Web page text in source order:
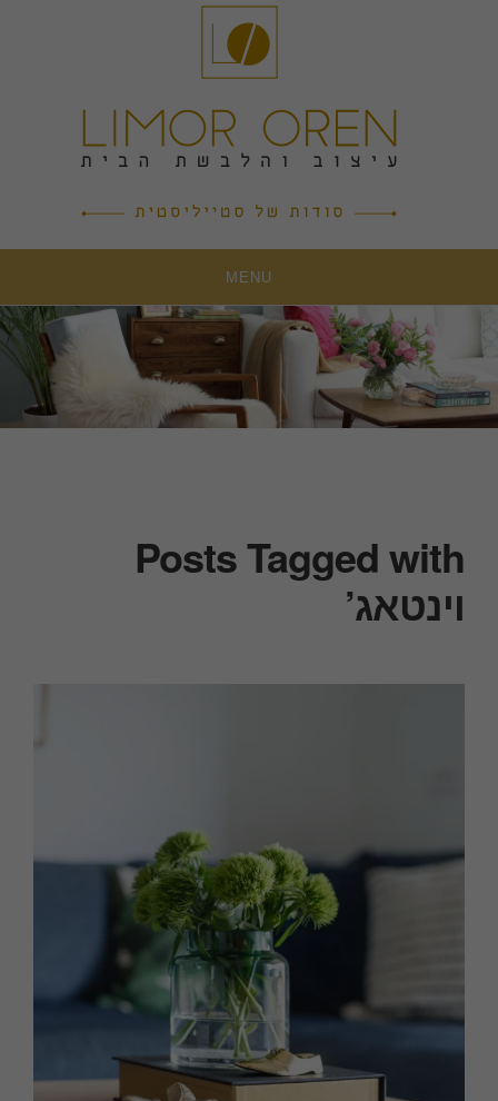
MENU
Posts Tagged with
וינטאג’